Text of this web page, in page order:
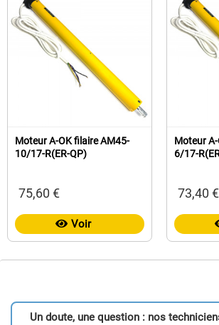
Moteur A-OK filaire AM45-
10/17-R(ER-QP)
75,60 €
Voir
Moteur
6/17-
73,40 €
Un doute, une question : nos